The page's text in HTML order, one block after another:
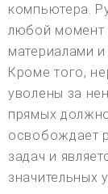
компьютера.
любой момент
материалами
Кроме того,
уволены за
прямых
освобождает
задач и
значительных